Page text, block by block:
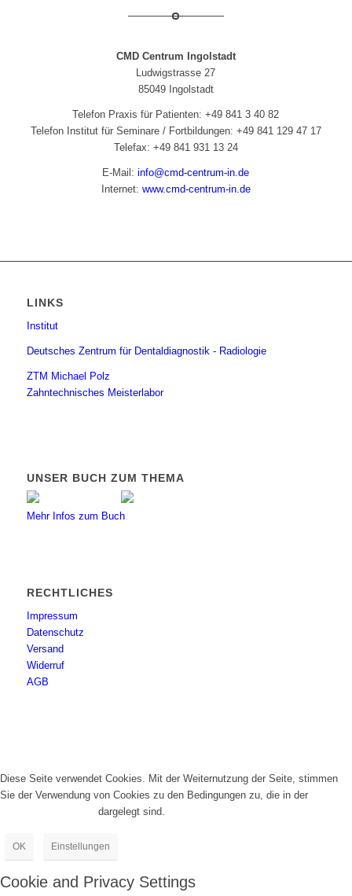
CMD Centrum Ingolstadt
Ludwigstrasse 27
85049 Ingolstadt
Telefon Praxis für Patienten: +49 841 3 40 82
Telefon Institut für Seminare / Fortbildungen: +49 841 129 47 17
Telefax: +49 841 931 13 24
E-Mail:info@cmd-centrum-in.de
Internet: www.cmd-centrum-in.de
LINKS
Institut
Deutsches Zentrum für Dentaldiagnostik - Radiologie
ZTM Michael Polz
Zahntechnisches Meisterlabor
UNSER BUCH ZUM THEMA
Mehr Infos zum Buch
RECHTLICHES
Impressum
Datenschutz
Versand
Widerruf
AGB
Diese Seite verwendet Cookies. Mit der Weiternutzung der Seite, stimmen
Sie der Verwendung von Cookies zu den Bedingungen zu, die in der
dargelegt sind.
OK Einstellungen
Cookie and Privacy Settings